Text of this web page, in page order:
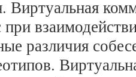
различия